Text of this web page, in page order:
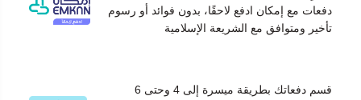
دفعات مع إمكان ادفع لاحقًا، بدون فوائد أو رسوم
تأخير ومتوافق مع الشريعة الإسلامية
قسم دفعاتك بطريقة ميسرة إلى 4 وحتى 6